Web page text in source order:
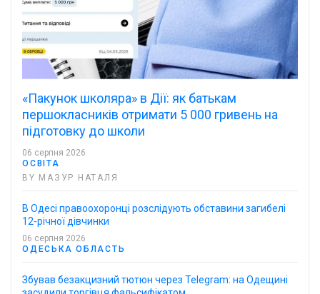
«Пакунок школяра» в Дії: як батькам
першокласників отримати 5 000 гривень на
підготовку до школи
06 серпня 2026
ОСВІТА
BY МАЗУР НАТАЛЯ
В Одесі правоохоронці розслідують обставини загибелі
12-річної дівчинки
06 серпня 2026
ОДЕСЬКА ОБЛАСТЬ
Збував безакцизний тютюн через Telegram: на Одещині